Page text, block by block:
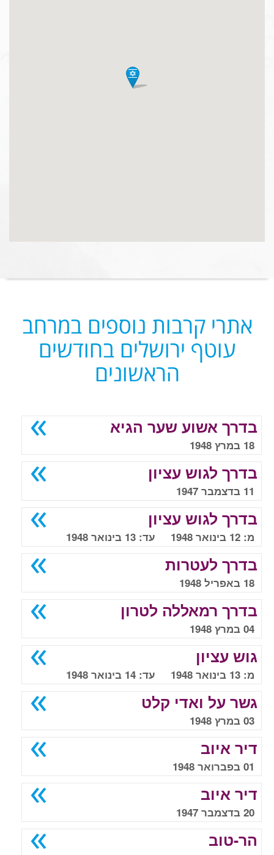
אתרי קרבות נוספים במרחב
עוטף ירושלים בחודשים
הראשונים
בדרך אשוע שער הגיא
18 במרץ 1948
בדרך לגוש עציון
11 בדצמבר 1947
בדרך לגוש עציון
מ: 12 בינואר 1948 עד: 13 בינואר 1948
בדרך לעטרות
18 באפריל 1948
בדרך רמאללה לטרון
04 במרץ 1948
גוש עציון
מ: 13 בינואר 1948 עד: 14 בינואר 1948
גשר על ואדי קלט
03 במרץ 1948
דיר איוב
01 בפברואר 1948
דיר איוב
20 בדצמבר 1947
הר-טוב